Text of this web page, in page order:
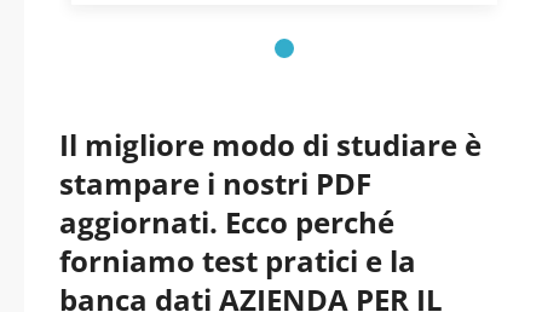
COSENZA - Calabria -
Governo della Sanità
della Regione
Calabria_Azienda_Zer
Il migliore modo di studiare è
stampare i nostri PDF
aggiornati. Ecco perché
forniamo test pratici e la
banca dati AZIENDA PER IL